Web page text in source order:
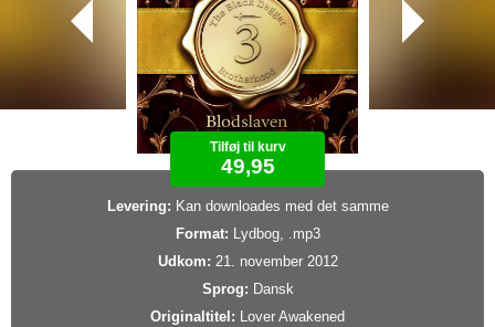
Tilføj til kurv
49,95
Levering: Kan downloades med det samme
Format: Lydbog, .mp3
Udkom: 21. november 2012
Sprog: Dansk
Originaltitel: Lover Awakened